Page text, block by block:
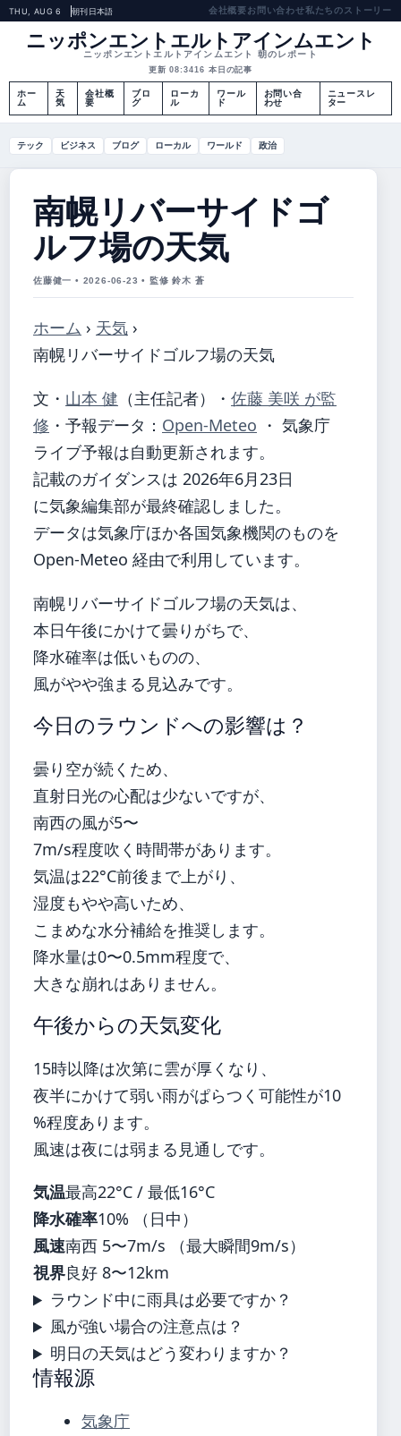
THU, AUG 6 朝刊日本語 会社概要お問い合わせ私たちのストーリー
ニッポンエントエルトアインムエント
ニッポンエントエルトアインムエント 朝のレポート
更新 08:3416 本日の記事
ホー
ム
天
気
会社概
要
ブロ
グ
ローカ
ル
ワール
ド
お問い合
わせ
ニュースレ
ター
テック ビジネス ブログ ローカル ワールド 政治
南幌リバーサイドゴ
ルフ場の天気
佐藤健一 • 2026-06-23 • 監修 鈴木 蒼
ホーム › 天気 ›
南幌リバーサイドゴルフ場の天気
文・ 山本 健 （主任記者） ・ 佐藤 美咲 が監
修 ・ 予報データ： Open-Meteo ・ 気象庁
ライブ予報は自動更新されます。
記載のガイダンスは 2026年6月23日
に気象編集部が最終確認しました。
データは気象庁ほか各国気象機関のものを
Open-Meteo 経由で利用しています。
南幌リバーサイドゴルフ場の天気は、
本日午後にかけて曇りがちで、
降水確率は低いものの、
風がやや強まる見込みです。
今日のラウンドへの影響は？
曇り空が続くため、
直射日光の心配は少ないですが、
南西の風が5〜
7m/s程度吹く時間帯があります。
気温は22°C前後まで上がり、
湿度もやや高いため、
こまめな水分補給を推奨します。
降水量は0〜0.5mm程度で、
大きな崩れはありません。
午後からの天気変化
15時以降は次第に雲が厚くなり、
夜半にかけて弱い雨がぱらつく可能性が10
%程度あります。
風速は夜には弱まる見通しです。
気温最高22°C / 最低16°C
降水確率10% （日中）
風速南西 5〜7m/s （最大瞬間9m/s）
視界良好 8〜12km
ラウンド中に雨具は必要ですか？
風が強い場合の注意点は？
明日の天気はどう変わりますか？
情報源
気象庁